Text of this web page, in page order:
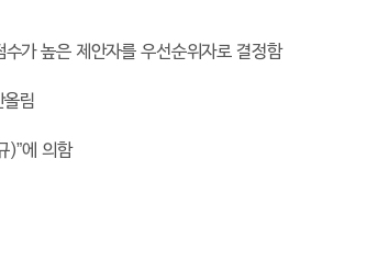
가 높은 제안자를 우선순위자로 결정함
올림
)”에 의함